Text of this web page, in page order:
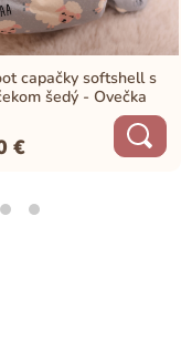
capačky softshell s
šedý - Ovečka
€